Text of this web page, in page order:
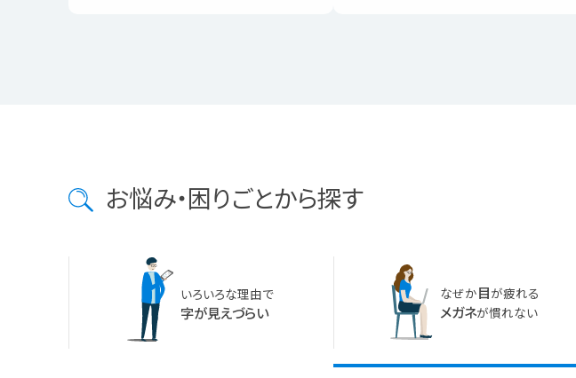
お悩み・困りごとから探す
いろいろな理由で
字が見えづらい
なぜか目が疲れる
メガネが慣れない